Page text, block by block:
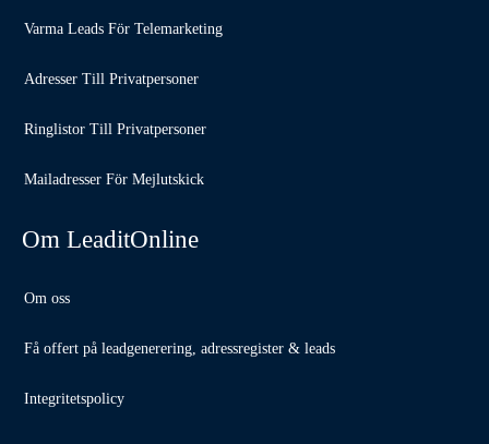
Varma Leads För Telemarketing
Adresser Till Privatpersoner
Ringlistor Till Privatpersoner
Mailadresser För Mejlutskick
Om LeaditOnline
Om oss
Få offert på leadgenerering, adressregister & leads
Integritetspolicy